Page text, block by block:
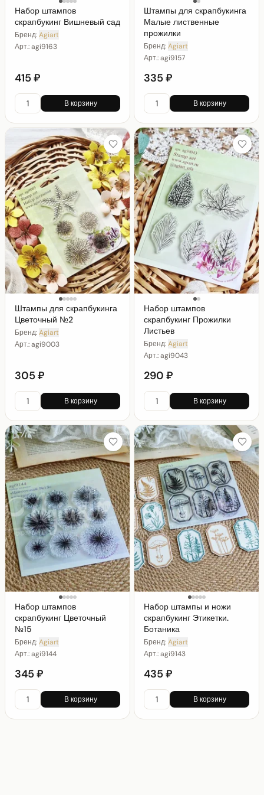
Набор штампов
скрапбукинг Вишневый сад
Бренд:Agiart
Арт.:agi9163
415 ₽
В корзину
Штампы для скрапбукинга
Малые лиственные
прожилки
Бренд:Agiart
Арт.:agi9157
335 ₽
В корзину
Штампы для скрапбукинга
Цветочный №2
Бренд:Agiart
Арт.:agi9003
305 ₽
В корзину
Набор штампов
скрапбукинг Прожилки
Листьев
Бренд:Agiart
Арт.:agi9043
290 ₽
В корзину
Набор штампов
скрапбукинг Цветочный
№15
Бренд:Agiart
Арт.:agi9144
345 ₽
В корзину
Набор штампы и ножи
скрапбукинг Этикетки.
Ботаника
Бренд:Agiart
Арт.:agi9143
435 ₽
В корзину